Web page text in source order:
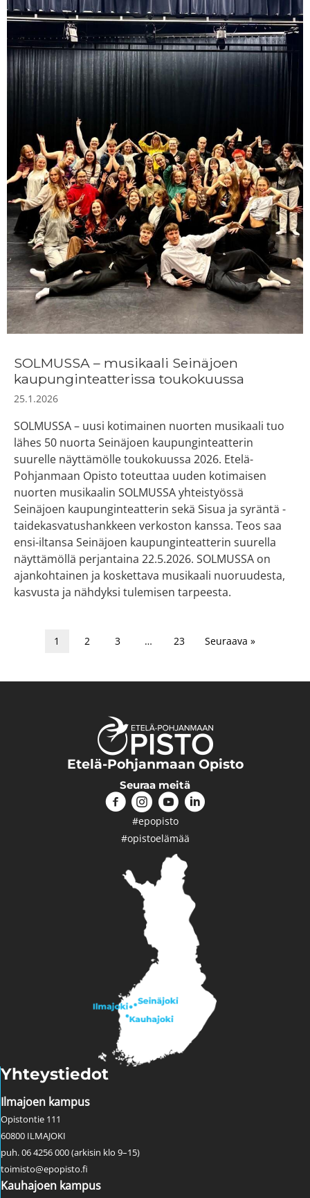
SOLMUSSA – musikaali Seinäjoen
kaupunginteatterissa toukokuussa
25.1.2026
SOLMUSSA – uusi kotimainen nuorten musikaali tuo
lähes 50 nuorta Seinäjoen kaupunginteatterin
suurelle näyttämölle toukokuussa 2026. Etelä-
Pohjanmaan Opisto toteuttaa uuden kotimaisen
nuorten musikaalin SOLMUSSA yhteistyössä
Seinäjoen kaupunginteatterin sekä Sisua ja syräntä -
taidekasvatushankkeen verkoston kanssa. Teos saa
ensi-iltansa Seinäjoen kaupunginteatterin suurella
näyttämöllä perjantaina 22.5.2026. SOLMUSSA on
ajankohtainen ja koskettava musikaali nuoruudesta,
kasvusta ja nähdyksi tulemisen tarpeesta.
1 2 3 … 23 Seuraava »
Etelä-Pohjanmaan Opisto
Seuraa meitä
#epopisto
#opistoelämää
Yhteystiedot
Ilmajoen kampus
Opistontie 111
60800 ILMAJOKI
puh. 06 4256 000 (arkisin klo 9–15)
toimisto@epopisto.fi
Kauhajoen kampus